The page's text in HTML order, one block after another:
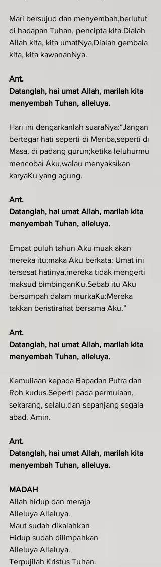
Mari bersujud dan menyembah,berlutut
di hadapan Tuhan, pencipta kita.Dialah
Allah kita, kita umatNya,Dialah gembala
kita, kita kawananNya.
Ant.
Datanglah, hai umat Allah, marilah kita
menyembah Tuhan, alleluya.
Hari ini dengarkanlah suaraNya:“Jangan
bertegar hati seperti di Meriba,seperti di
Masa, di padang gurun;ketika leluhurmu
mencobai Aku,walau menyaksikan
karyaKu yang agung.
Ant.
Datanglah, hai umat Allah, marilah kita
menyembah Tuhan, alleluya.
Empat puluh tahun Aku muak akan
mereka itu;maka Aku berkata: Umat ini
tersesat hatinya,mereka tidak mengerti
maksud bimbinganKu.Sebab itu Aku
bersumpah dalam murkaKu:Mereka
takkan beristirahat bersama Aku.”
Ant.
Datanglah, hai umat Allah, marilah kita
menyembah Tuhan, alleluya.
Kemuliaan kepada Bapadan Putra dan
Roh kudus.Seperti pada permulaan,
sekarang, selalu,dan sepanjang segala
abad. Amin.
Ant.
Datanglah, hai umat Allah, marilah kita
menyembah Tuhan, alleluya.
MADAH
Allah hidup dan meraja
Alleluya Alleluya.
Maut sudah dikalahkan
Hidup sudah dilimpahkan
Alleluya Alleluya.
Terpujilah Kristus Tuhan.